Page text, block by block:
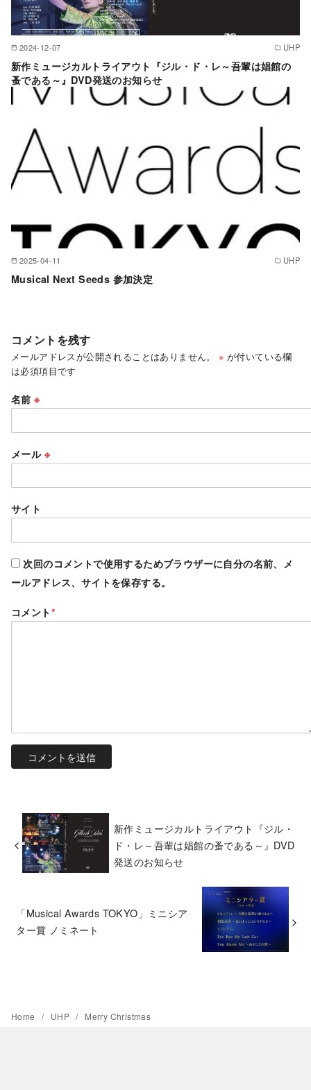
2024-12-07 UHP
新作ミュージカルトライアウト『ジル・ド・レ～吾輩は娼館の
蚤である～』DVD発送のお知らせ
2025-04-11 UHP
Musical Next Seeds 参加決定
コメントを残す
メールアドレスが公開されることはありません。 ※ が付いている欄
は必須項目です
名前※
メール ※
サイト
次回のコメントで使用するためブラウザーに自分の名前、メ
ールアドレス、サイトを保存する。
コメント*
新作ミュージカルトライアウト『ジル・
ド・レ～吾輩は娼館の蚤である～』DVD
発送のお知らせ
「Musical Awards TOKYO」ミニシア
ター賞 ノミネート
Home UHP Merry Christmas